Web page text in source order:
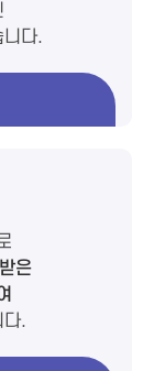
니다.
은
다.